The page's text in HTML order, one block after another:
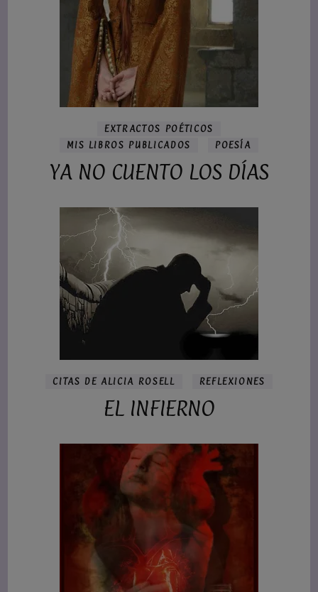
EXTRACTOS POÉTICOS
MIS LIBROS PUBLICADOS
POESÍA
YA NO CUENTO LOS DÍAS
CITAS DE ALICIA ROSELL REFLEXIONES
EL INFIERNO